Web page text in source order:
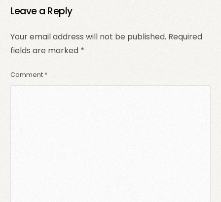
Disponibles
Leave a Reply
Your email address will not be published. Required
fields are marked *
Comment *